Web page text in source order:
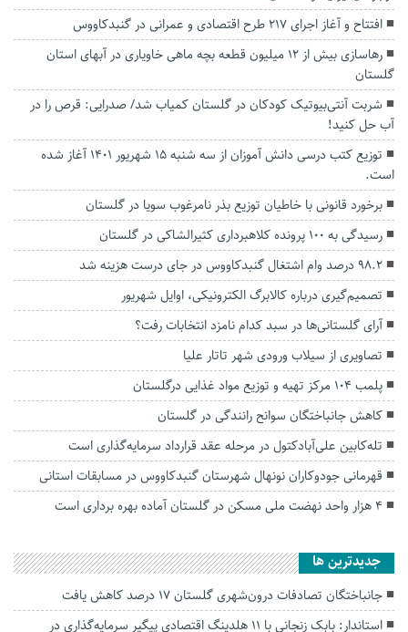
افتتاح و آغاز اجرای ۲۱۷ طرح اقتصادی و عمرانی در گنبدکاووس
رهاسازی بیش از ۱۲ میلیون قطعه بچه ماهی خاویاری در آبهای استان
گلستان
شربت آنتی‌بیوتیک کودکان در گلستان کمیاب شد/ صدرایی: قرص را در
آب حل کنید!
توزیع کتب درسی دانش آموزان از سه شنبه ۱۵ شهریور ۱۴۰۱ آغاز شده
است.
برخورد قانونی با خاطیان توزیع بذر نامرغوب سویا در گلستان
رسیدگی به ۱۰۰ پرونده کلاهبرداری کثیرالشاکی در گلستان
۹۸.۲ درصد وام اشتغال گنبدکاووس در جای درست هزینه شد
تصمیم‌گیری درباره کالابرگ الکترونیکی، اوایل شهریور
آرای گلستانی‌ها در سبد کدام نامزد انتخابات رفت؟
تصاویری از سیلاب ورودی شهر تاتار علیا
پلمب ۱۰۴ مرکز تهیه و توزیع مواد غذایی درگلستان
کاهش جانباختگان سوانح رانندگی در گلستان
تله‌کابین علی‌آبادکتول در مرحله عقد قرارداد سرمایه‌گذاری است
قهرمانی جودوکاران نونهال شهرستان گنبدکاووس در مسابقات استانی
۴ هزار واحد نهضت ملی مسکن در گلستان آماده بهره برداری است
جديدترين ها
جانباختگان تصادفات درون‌شهری گلستان ۱۷ درصد کاهش یافت
استاندار: بابک زنجانی با ۱۱ هلدینگ اقتصادی پیگیر سرمایه‌گذاری در